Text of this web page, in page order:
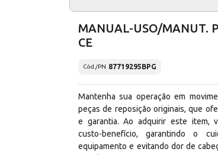
MANUAL-USO/MANUT.
CE
Cód./PN 87719295BPG
Mantenha sua operação em
peças de reposição originais, que
e garantia. Ao adquirir este item,
custo-benefício, garantindo o
equipamento e evitando dor de